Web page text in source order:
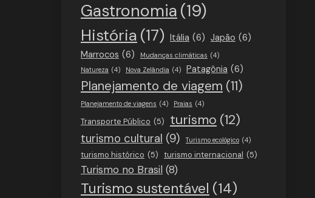
Gastronomia (19)
História (17) Itália (6) Japão (6)
Marrocos (6) Mudanças climáticas (4)
Natureza (4) Nova Zelândia (4) Patagônia (6)
Planejamento de viagem (11)
Planejamento de viagens (4) Praias (4)
Transporte Público (5) turismo (12)
turismo cultural (9) Turismo ecológico (4)
turismo histórico (5) turismo internacional (5)
Turismo no Brasil (8)
Turismo sustentável (14)